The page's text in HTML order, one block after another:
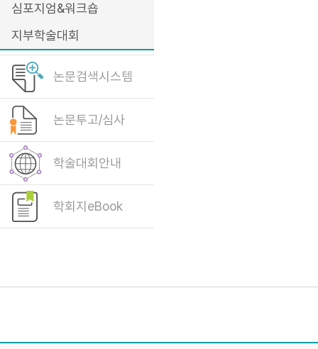
심포지엄&워크숍
지부학술대회
논문검색시스템
논문투고/심사
학술대회안내
학회지eBook